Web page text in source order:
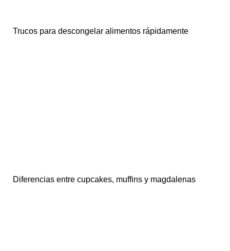
Trucos para descongelar alimentos rápidamente
Diferencias entre cupcakes, muffins y magdalenas